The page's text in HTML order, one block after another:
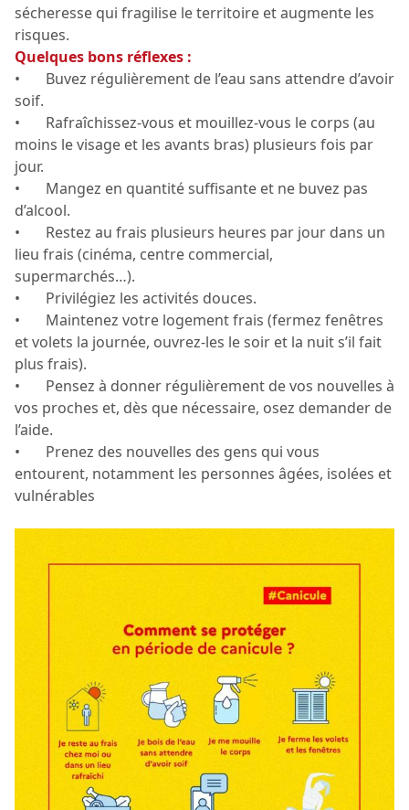
sécheresse qui fragilise le territoire et augmente les
risques.
Quelques bons réflexes :
• Buvez régulièrement de l’eau sans attendre d’avoir
soif.
• Rafraîchissez-vous et mouillez-vous le corps (au
moins le visage et les avants bras) plusieurs fois par
jour.
• Mangez en quantité suffisante et ne buvez pas
d’alcool.
• Restez au frais plusieurs heures par jour dans un
lieu frais (cinéma, centre commercial,
supermarchés…).
• Privilégiez les activités douces.
• Maintenez votre logement frais (fermez fenêtres
et volets la journée, ouvrez-les le soir et la nuit s’il fait
plus frais).
• Pensez à donner régulièrement de vos nouvelles à
vos proches et, dès que nécessaire, osez demander de
l’aide.
• Prenez des nouvelles des gens qui vous
entourent, notamment les personnes âgées, isolées et
vulnérables